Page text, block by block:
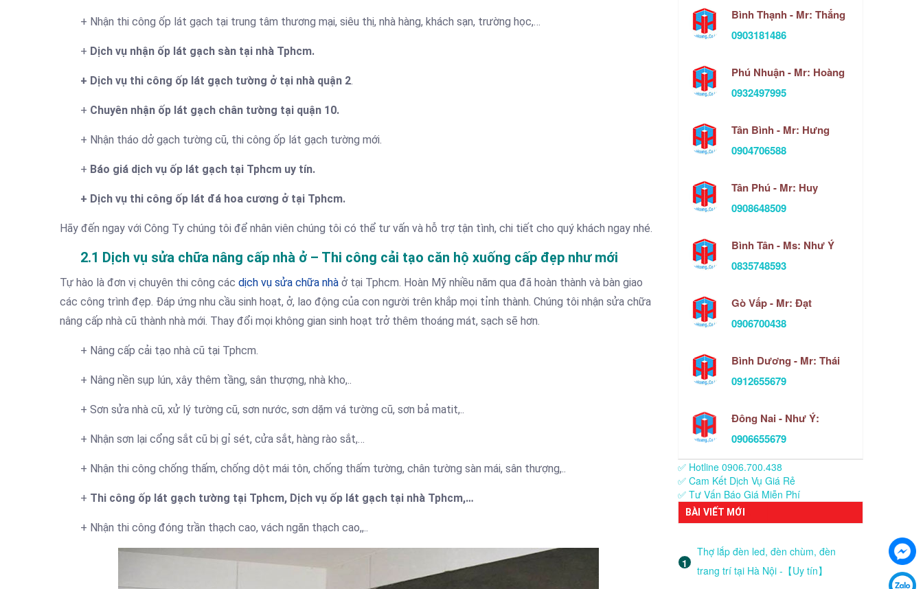
+ Nhận thi công ốp lát gạch tại trung tâm thương mại, siêu thị, nhà hàng, khách sạn, trường học,…
+ Dịch vụ nhận ốp lát gạch sàn tại nhà Tphcm.
+ Dịch vụ thi công ốp lát gạch tường ở tại nhà quận 2.
+ Chuyên nhận ốp lát gạch chân tường tại quận 10.
+ Nhận tháo dở gạch tường cũ, thi công ốp lát gạch tường mới.
+ Báo giá dịch vụ ốp lát gạch tại Tphcm uy tín.
+ Dịch vụ thi công ốp lát đá hoa cương ở tại Tphcm.
Hãy đến ngay với Công Ty chúng tôi để nhân viên chúng tôi có thể tư vấn và hỗ trợ tận tình, chi tiết cho quý khách ngay nhé.
2.1 Dịch vụ sửa chữa nâng cấp nhà ở – Thi công cải tạo căn hộ xuống cấp đẹp như mới
Tự hào là đơn vị chuyên thi công các dịch vụ sửa chữa nhà ở tại Tphcm. Hoàn Mỹ nhiều năm qua đã hoàn thành và bàn giao
các công trình đẹp. Đáp ứng nhu cầu sinh hoạt, ở, lao động của con người trên khắp mọi tỉnh thành. Chúng tôi nhận sửa chữa
nâng cấp nhà cũ thành nhà mới. Thay đổi mọi không gian sinh hoạt trở thêm thoáng mát, sạch sẽ hơn.
+ Nâng cấp cải tạo nhà cũ tại Tphcm.
+ Nâng nền sụp lún, xây thêm tầng, sân thượng, nhà kho,..
+ Sơn sửa nhà cũ, xử lý tường cũ, sơn nước, sơn dặm vá tường cũ, sơn bả matit,..
+ Nhận sơn lại cổng sắt cũ bị gỉ sét, cửa sắt, hàng rào sắt,…
+ Nhận thi công chống thấm, chống dột mái tôn, chống thấm tường, chân tường sàn mái, sân thượng,..
+ Thi công ốp lát gạch tường tại Tphcm, Dịch vụ ốp lát gạch tại nhà Tphcm,…
+ Nhận thi công đóng trần thạch cao, vách ngăn thạch cao,,..
Bình Thạnh - Mr: Thắng
0903181486
Phú Nhuận - Mr: Hoàng
0932497995
Tân Bình - Mr: Hưng
0904706588
Tân Phú - Mr: Huy
0908648509
Bình Tân - Ms: Như Ý
0835748593
Gò Vấp - Mr: Đạt
0906700438
Bình Dương - Mr: Thái
0912655679
Đông Nai - Như Ý:
0906655679
✅ Hotline 0906.700.438
✅ Cam Kết Dịch Vụ Giá Rẻ
✅ Tư Vấn Báo Giá Miễn Phí
BÀI VIẾT MỚI
Thợ lắp đèn led, đèn chùm, đèn
trang trí tại Hà Nội -【Uy tín】